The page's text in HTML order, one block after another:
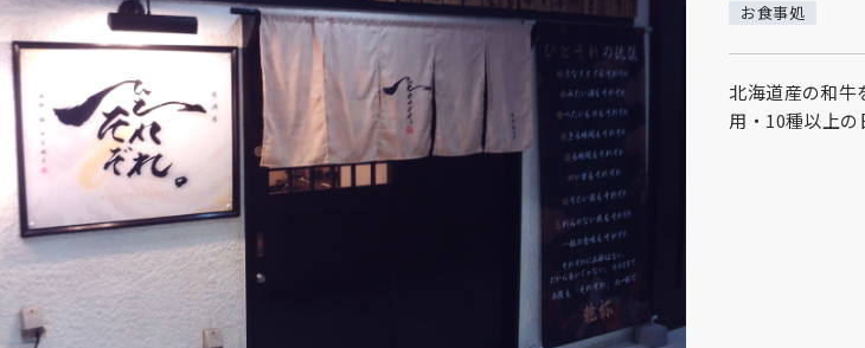
お食事処
北海道産の和牛
用・10種以上